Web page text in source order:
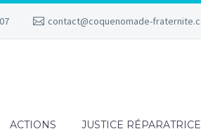
contact@coquenomade-
ACTIONS JUSTICE RÉPARATRICE